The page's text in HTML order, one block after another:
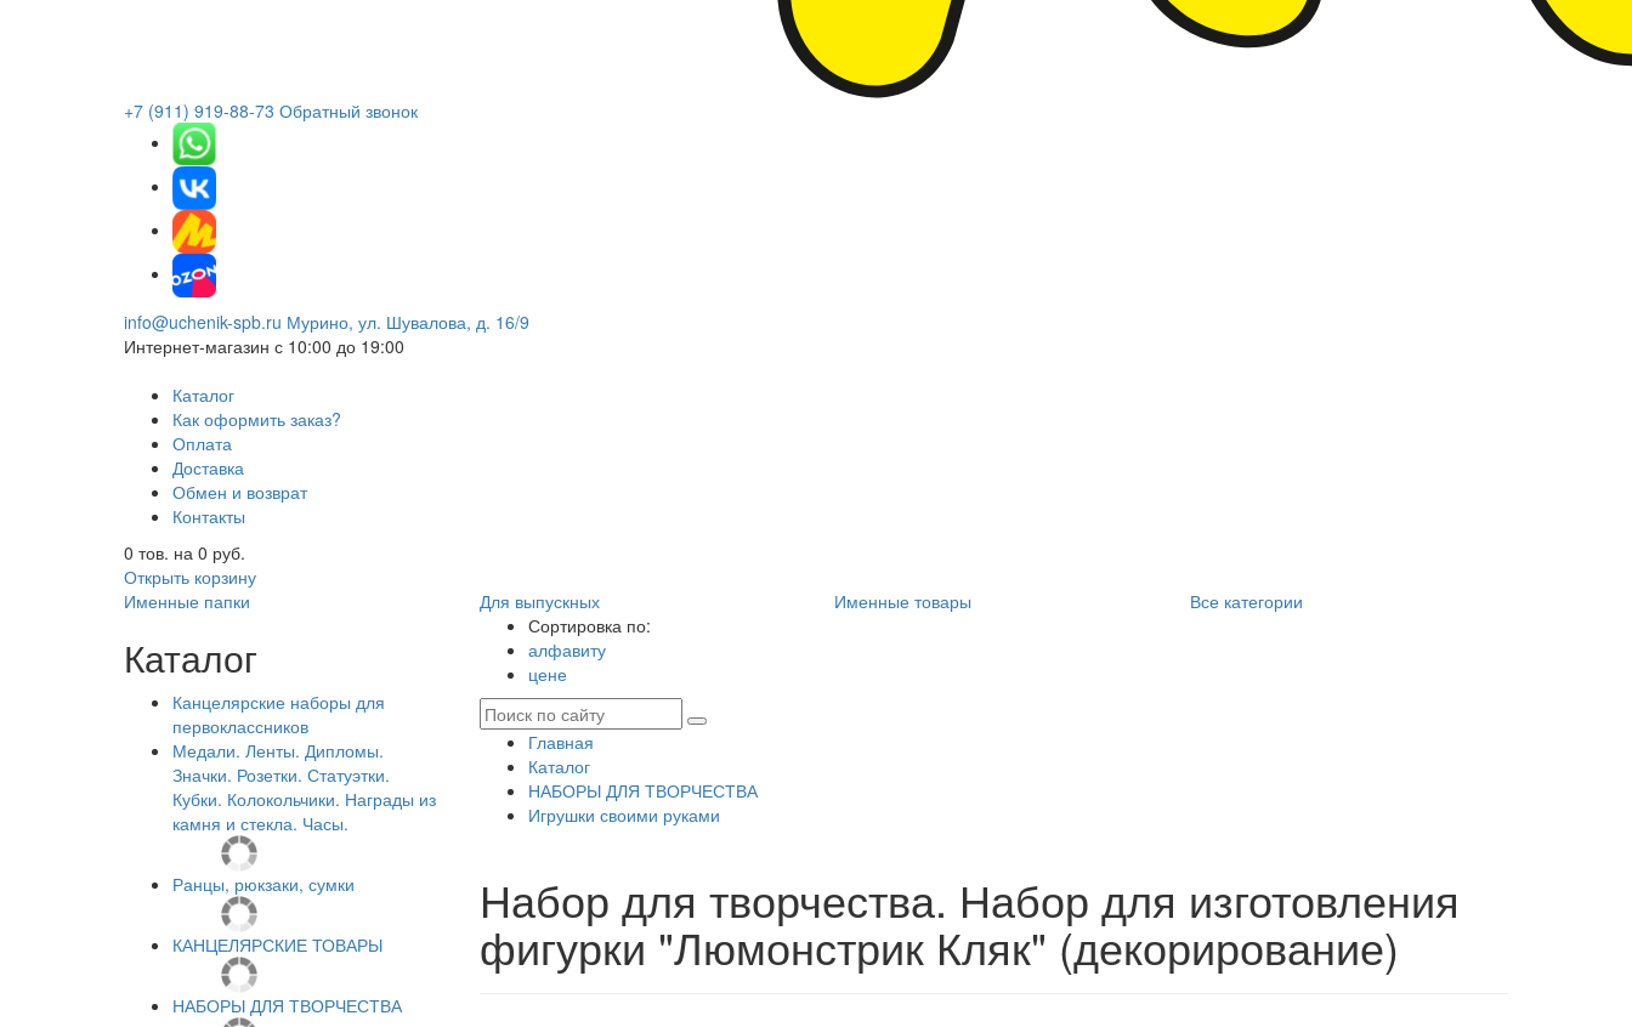
+7 (911) 919-88-73 Обратный звонок
info@uchenik-spb.ru Мурино, ул. Шувалова, д. 16/9
Интернет-магазин с 10:00 до 19:00
Каталог
Как оформить заказ?
Оплата
Доставка
Обмен и возврат
Контакты
0 тов. на 0 руб.
Открыть корзину
Именные папки
Для выпускных Именные товары Все категории
Каталог
Канцелярские наборы для
первоклассников
Медали. Ленты. Дипломы.
Значки. Розетки. Статуэтки.
Кубки. Колокольчики. Награды из
камня и стекла. Часы.
Ранцы, рюкзаки, сумки
КАНЦЕЛЯРСКИЕ ТОВАРЫ
НАБОРЫ ДЛЯ ТВОРЧЕСТВА
Сортировка по:
алфавиту
цене
Главная
Каталог
НАБОРЫ ДЛЯ ТВОРЧЕСТВА
Игрушки своими руками
Набор для творчества. Набор для изготовления
фигурки "Люмонстрик Кляк" (декорирование)